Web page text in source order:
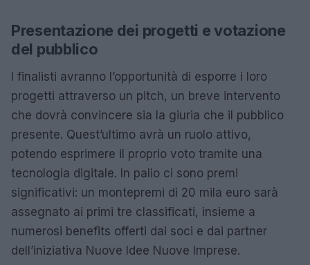
Presentazione dei progetti e votazione
del pubblico
I finalisti avranno l’opportunità di esporre i loro
progetti attraverso un pitch, un breve intervento
che dovrà convincere sia la giuria che il pubblico
presente. Quest’ultimo avrà un ruolo attivo,
potendo esprimere il proprio voto tramite una
tecnologia digitale. In palio ci sono premi
significativi: un montepremi di 20 mila euro sarà
assegnato ai primi tre classificati, insieme a
numerosi benefits offerti dai soci e dai partner
dell’iniziativa Nuove Idee Nuove Imprese.